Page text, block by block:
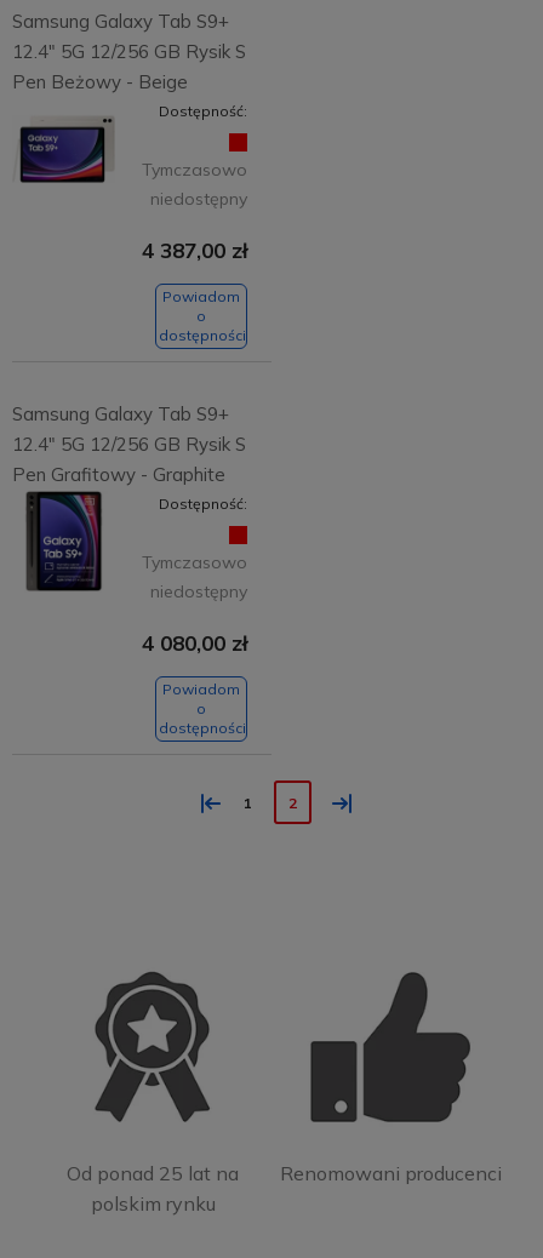
Samsung Galaxy Tab S9+
12.4" 5G 12/256 GB Rysik S
Pen Beżowy - Beige
Dostępność:
Tymczasowo
niedostępny
4 387,00 zł
Powiadom
o
dostępności
Samsung Galaxy Tab S9+
12.4" 5G 12/256 GB Rysik S
Pen Grafitowy - Graphite
Dostępność:
Tymczasowo
niedostępny
4 080,00 zł
Powiadom
o
dostępności
« 1 2 »
Od ponad 25 lat na
polskim rynku
Renomowani producenci